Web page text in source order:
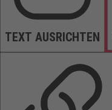
TEXT AUSRICHTEN